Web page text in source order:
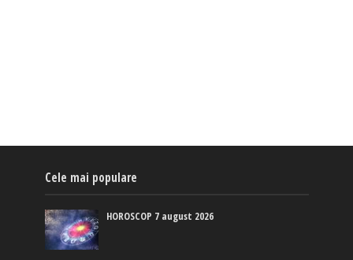
Cele mai populare
HOROSCOP 7 august 2026